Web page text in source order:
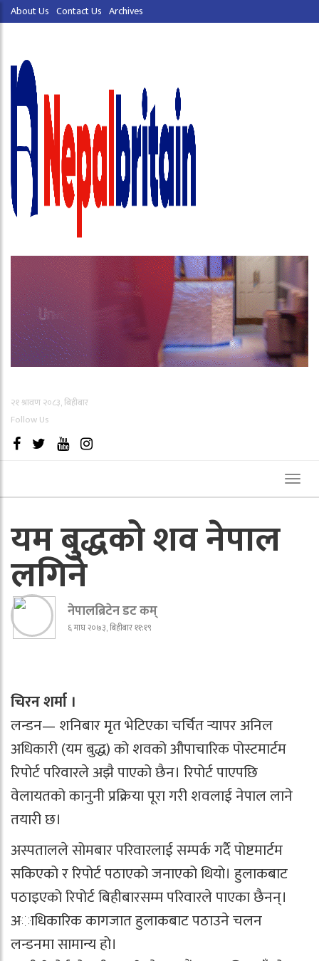
About Us Contact Us Archives
२१ श्रावण २०८३, बिहीबार
Follow Us
यम बुद्धको शव नेपाल
लगिने
नेपालब्रिटेन डट कम्
६ माघ २०७३, बिहीबार ११:१९
चिरन शर्मा ।
लन्डन— शनिबार मृत भेटिएका चर्चित र्‍यापर अनिल
अधिकारी (यम बुद्ध) को शवको औपाचारिक पोस्टमार्टम
रिपोर्ट परिवारले अझै पाएको छैन। रिपोर्ट पाएपछि
वेलायतको कानुनी प्रक्रिया पूरा गरी शवलाई नेपाल लाने
तयारी छ।
अस्पतालले सोमबार परिवारलाई सम्पर्क गर्दै पोष्टमार्टम
सकिएको र रिपोर्ट पठाएको जनाएको थियो। हुलाकबाट
पठाइएको रिपोर्ट बिहीबारसम्म परिवारले पाएका छैनन्।
अाधिकारिक कागजात हुलाकबाट पठाउने चलन
लन्डनमा सामान्य हो।